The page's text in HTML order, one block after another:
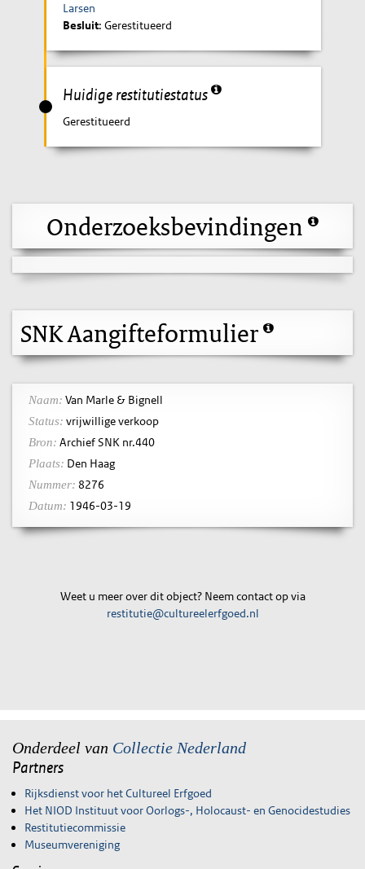
Larsen
Besluit: Gerestitueerd
Huidige restitutiestatus
Gerestitueerd
Onderzoeksbevindingen
SNK Aangifteformulier
Naam: Van Marle & Bignell
Status: vrijwillige verkoop
Bron: Archief SNK nr.440
Plaats: Den Haag
Nummer: 8276
Datum: 1946-03-19
Weet u meer over dit object? Neem contact op via
restitutie@cultureelerfgoed.nl
Onderdeel van Collectie Nederland
Partners
Rijksdienst voor het Cultureel Erfgoed
Het NIOD Instituut voor Oorlogs-, Holocaust- en Genocidestudies
Restitutiecommissie
Museumvereniging